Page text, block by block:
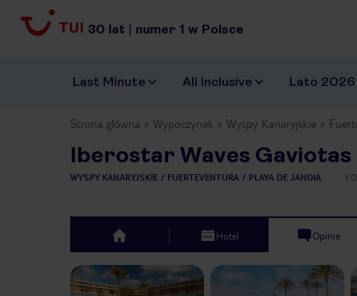
30 lat | numer 1 w Polsce
Last Minute All Inclusive Lato 2026
Strona główna Wypoczynek Wyspy Kanaryjskie
Iberostar Waves Gaviotas
WYSPY KANARYJSKIE FUERTEVENTURA PLAYA DE JANDIA
top Hotel Opinie
Previous slide